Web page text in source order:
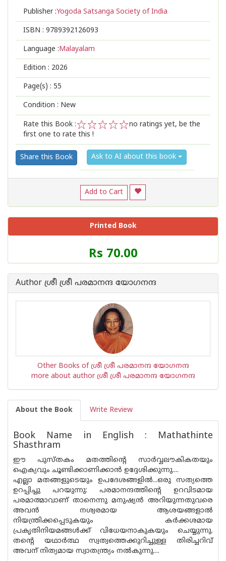
Publisher :Yogoda Satsanga Society of India
ISBN : 9789392126093
Language :Malayalam
Edition : 2026
Page(s) : 55
Condition : New
Rate this Book :
2
1
no ratings yet, be the
first one to rate this !
Share this Book Ask to AI about this book
Add to Cart
Printed Book
Price
of
Book
Rs 70.00
Author ശ്രീ ശ്രീ പരമാനന്ദ യോഗനന്ദ
Other Books of ശ്രീ ശ്രീ പരമാനന്ദ യോഗനന്ദ
more about author ശ്രീ ശ്രീ പരമാനന്ദ യോഗനന്ദ
About the Book Write Review
Book Name in English : Mathathinte
Shasthram
ഈ പുസ്ത‌കം മതത്തിൻ്റെ സാർവ്വലൗകികതയും
ഐക്യവും ചൂണ്ടിക്കാണിക്കാൻ ഉദ്ദേശിക്കുന്നു....
എല്ലാ മതങ്ങളുടെയും ഉപദേശങ്ങളിൽ...ഒരു സത്യത്തെ
ഉറപ്പിച്ചു പറയുന്നു: പരമാനന്ദത്തിന്റെ ഉറവിടമായ
പരമാത്മാവാണ് താനെന്നു മനുഷ്യൻ അറിയുന്നതുവരെ
അവൻ നശ്വരമായ ആശയങ്ങളാൽ
നിയന്ത്രിക്കപ്പെടുകയും കർക്കശമായ
പ്രകൃതിനിയമങ്ങൾക്ക് വിധേയനാകുകയും ചെയ്യുന്നു.
തന്റെ യഥാർത്ഥ സ്വത്വത്തെക്കുറിച്ചുള്ള തിരിച്ചറിവ്
അവന് നിത്യമായ സ്വാതന്ത്ര്യം നൽകുന്നു....